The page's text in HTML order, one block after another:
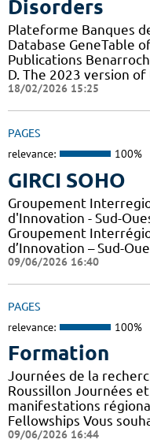
Disorders
Plateforme Banques
Database GeneTable
Publications
D. The 2023 version
18/02/2026 15:25
PAGES
relevance: 100%
GIRCI SOHO
Groupement
d'Innovation - Sud-
Groupement
d’Innovation – Sud-
09/06/2026 16:40
PAGES
relevance: 100%
Formation
Journées de la
Roussillon Journées
manifestations
Fellowships Vous
09/06/2026 16:44